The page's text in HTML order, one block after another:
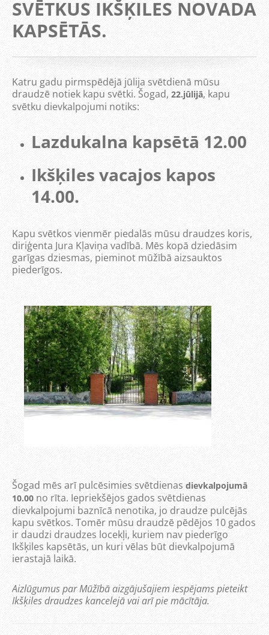
SVĒTKUS IKŠĶILES NOVADA
KAPSĒTĀS.
Katru gadu pirmspēdējā jūlija svētdienā mūsu
draudzē notiek kapu svētki. Šogad, 22.jūlijā, kapu
svētku dievkalpojumi notiks:
Lazdukalna kapsētā 12.00
Ikšķiles vacajos kapos
14.00.
Kapu svētkos vienmēr piedalās mūsu draudzes koris,
diriģenta Jura Kļaviņa vadībā. Mēs kopā dziedāsim
garīgas dziesmas, pieminot mūžībā aizsauktos
piederīgos.
Šogad mēs arī pulcēsimies svētdienas dievkalpojumā
10.00 no rīta. Iepriekšējos gados svētdienas
dievkalpojumi baznīcā nenotika, jo draudze pulcējās
kapu svētkos. Tomēr mūsu draudzē pēdējos 10 gados
ir daudzi draudzes locekļi, kuriem nav piederīgo
Ikšķiles kapsētās, un kuri vēlas būt dievkalpojumā
ierastajā laikā.
Aizlūgumus par Mūžībā aizgājušajiem iespējams pieteikt
Ikšķiles draudzes kancelejā vai arī pie mācītāja.